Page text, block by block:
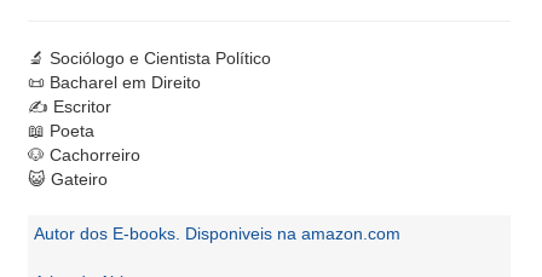
🔬 Sociólogo e Cientista Político
📜 Bacharel em Direito
✍️ Escritor
📖 Poeta
🐶 Cachorreiro
😺 Gateiro
Autor dos E-books. Disponiveis na amazon.com